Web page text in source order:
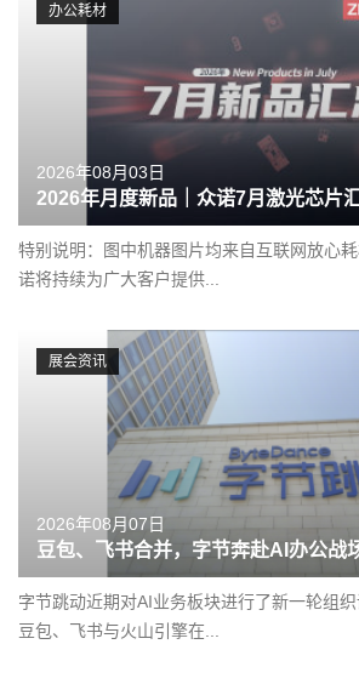
办公耗材
2026年08月03日
2026年月度新品｜众诺7月激光芯片
特别说明：图中机器图片均来自互联网放心
诺将持续为广大客户提供...
展会资讯
2026年08月07日
豆包、飞书合并，字节奔赴AI办公战
字节跳动近期对AI业务板块进行了新一轮组
豆包、飞书与火山引擎在...